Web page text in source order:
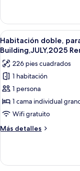
para
no
fumadores
([Executive
Abrir
todas
las
fotos
de
Habitación
doble,
para
no
fumadores
Building,JULY,2025
Renewal)
4
Habitación doble,
Building,JULY,2025
226 pies cuadrados
1 habitación
1 persona
1 cama individual
Wifi gratuito
Más detalles
Más
doble,